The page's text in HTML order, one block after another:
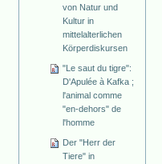
von Natur und
Kultur in
mittelalterlichen
Körperdiskursen
"Le saut du tigre":
D'Apulée à Kafka ;
l'animal comme
"en-dehors" de
l'homme
Der "Herr der
Tiere" in